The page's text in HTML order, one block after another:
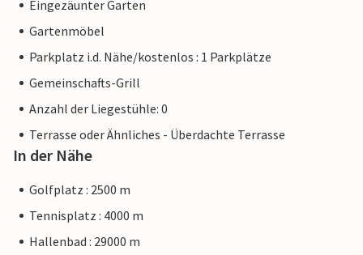
Eingezäunter Garten
Gartenmöbel
Parkplatz i.d. Nähe/kostenlos : 1 Parkplätze
Gemeinschafts-Grill
Anzahl der Liegestühle: 0
Terrasse oder Ähnliches - Überdachte Terrasse
In der Nähe
Golfplatz : 2500 m
Tennisplatz : 4000 m
Hallenbad : 29000 m